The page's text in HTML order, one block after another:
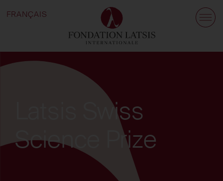
FRANÇAIS
Latsis Swiss
Science Prize